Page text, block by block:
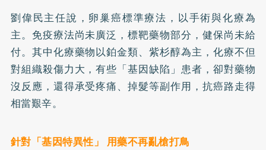
劉偉民主任說，卵巢癌標準療法，以手術與化療為
主。免疫療法尚未廣泛，標靶藥物部分，健保尚未給
付。其中化療藥物以鉑金類、紫杉醇為主，化療不但
對組織殺傷力大，有些「基因缺陷」患者，卻對藥物
沒反應，還得承受疼痛、掉髮等副作用，抗癌路走得
相當艱辛。
針對「基因特異性」 用藥不再亂槍打鳥